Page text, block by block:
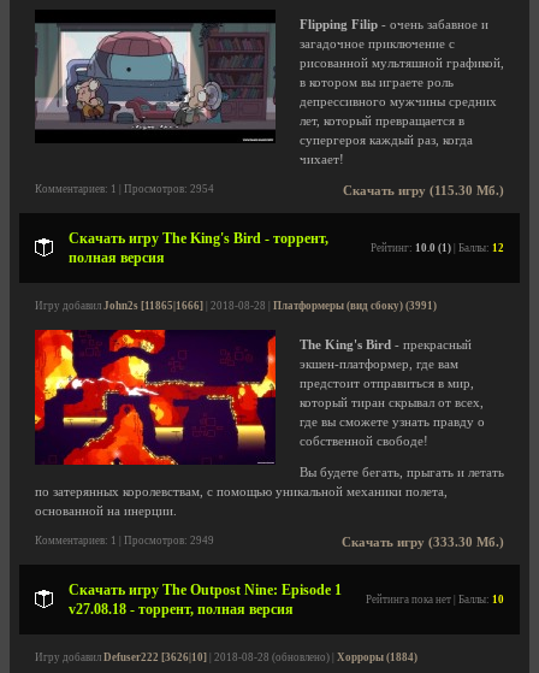
Flipping Filip - очень забавное и
загадочное приключение с
рисованной мультяшной графикой,
в котором вы играете роль
депрессивного мужчины средних
лет, который превращается в
супергероя каждый раз, когда
чихает!
Скачать игру (115.30 Мб.)
Комментариев: 1 | Просмотров: 2954
Скачать игру The King's Bird - торрент,
полная версия
Рейтинг: 10.0 (1) | Баллы: 12
Игру добавил John2s [11865|1666] | 2018-08-28 | Платформеры (вид сбоку) (3991)
The King's Bird - прекрасный
экшен-платформер, где вам
предстоит отправиться в мир,
который тиран скрывал от всех,
где вы сможете узнать правду о
собственной свободе!
Вы будете бегать, прыгать и летать
по затерянных королевствам, с помощью уникальной механики полета,
основанной на инерции.
Скачать игру (333.30 Мб.)
Комментариев: 1 | Просмотров: 2949
Скачать игру The Outpost Nine: Episode 1
v27.08.18 - торрент, полная версия
Рейтинга пока нет | Баллы: 10
Игру добавил Defuser222 [3626|10] | 2018-08-28 (обновлено) | Хорроры (1884)